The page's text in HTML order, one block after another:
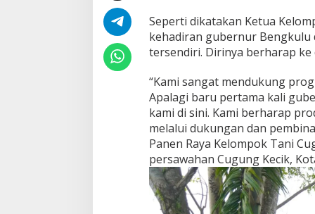
Seperti dikatakan Ketua
kehadiran gubernur Bengkulu
tersendiri. Dirinya berharap
“Kami sangat mendukung
Apalagi baru pertama kali
kami di sini. Kami berharap
melalui dukungan dan
Panen Raya Kelompok Tani
persawahan Cugung Kecik,